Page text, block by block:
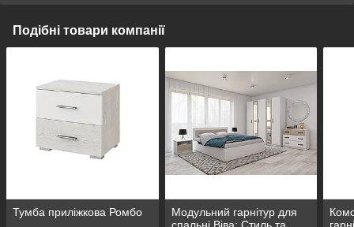
Подібні товари компанії
Тумба приліжкова Ромбо
Модульний гарнітур для